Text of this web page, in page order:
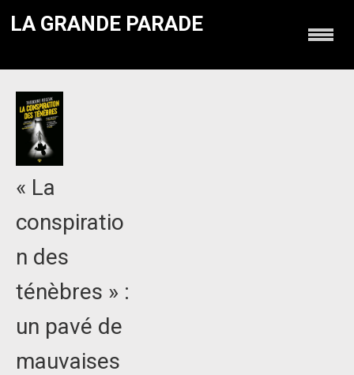
LA GRANDE PARADE
« La
conspiratio
n des
ténèbres » :
un pavé de
mauvaises